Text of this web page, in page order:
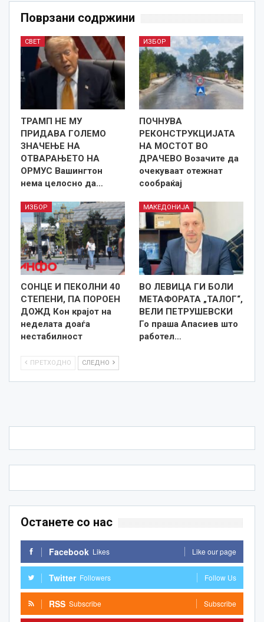
Поврзани содржини
СВЕТ
ТРАМП НЕ МУ
ПРИДАВА ГОЛЕМО
ЗНАЧЕЊЕ НА
ОТВАРАЊЕТО НА
ОРМУС Вашингтон
нема целосно да…
ИЗБОР
ПОЧНУВА
РЕКОНСТРУКЦИЈАТА
НА МОСТОТ ВО
ДРАЧЕВО Возачите да
очекуваат отежнат
сообраќај
ИЗБОР
СОНЦЕ И ПЕКОЛНИ 40
СТЕПЕНИ, ПА ПОРОЕН
ДОЖД Кон крајот на
неделата доаѓа
нестабилност
МАКЕДОНИЈА
ВО ЛЕВИЦА ГИ БОЛИ
МЕТАФОРАТА „ТАЛОГ“,
ВЕЛИ ПЕТРУШЕВСКИ
Го праша Апасиев што
работел…
ПРЕТХОДНО СЛЕДНО
Останете со нас
Facebook Likes Like our page
Twitter Followers Follow Us
RSS Subscribe Subscribe